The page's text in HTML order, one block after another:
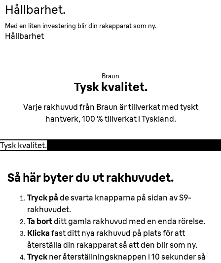
Hållbarhet.
Med en liten investering blir din rakapparat som ny.
Hållbarhet
Braun
Tysk kvalitet.
Varje rakhuvud från Braun är tillverkat med tyskt
hantverk, 100 % tillverkat i Tyskland.
Tysk kvalitet.
Så här byter du ut rakhuvudet.
Tryck på de svarta knapparna på sidan av S9-
rakhuvudet.
Ta bortditt gamla rakhuvud med en enda rörelse.
Klicka fast ditt nya rakhuvud på plats för att
återställa din rakapparat så att den blir som ny.
Tryck ner återställningsknappen i 10 sekunder så